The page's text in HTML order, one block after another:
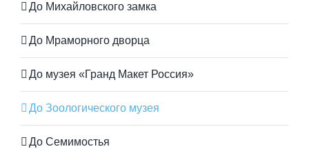
До Михайловского замка
До Мраморного дворца
До музея «Гранд Макет Россия»
До Зоологического музея
До Семимостья